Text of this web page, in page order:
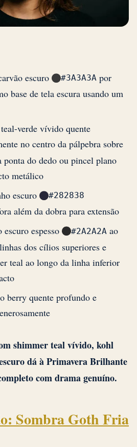
escuro #3A3A3A por
base de tela escura usando um
verde vívido quente
no centro da pálpebra sobre
ponta do dedo ou pincel plano
metálico
escuro
#282838
além da dobra para extensão
espesso
#2A2A2A ao
dos cílios superiores e
teal ao longo da linha inferior
berry quente profundo e
shimmer teal vívido, kohl
dá à Primavera Brilhante
com drama genuíno.
Sombra Goth Fria